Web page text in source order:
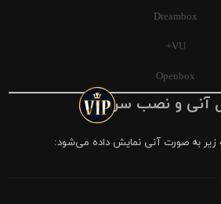
Dreambox
VU+
Openbox
آنی و نصب سریع
به صورت آنی نمایش داده می‌شود: